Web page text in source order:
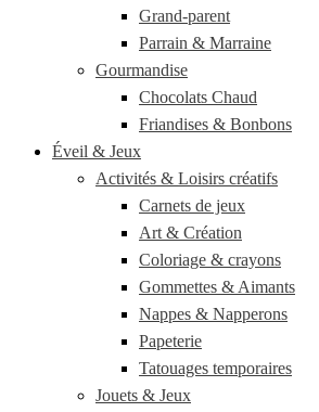
Grand-parent
Parrain & Marraine
Gourmandise
Chocolats Chaud
Friandises & Bonbons
Éveil & Jeux
Activités & Loisirs créatifs
Carnets de jeux
Art & Création
Coloriage & crayons
Gommettes & Aimants
Nappes & Napperons
Papeterie
Tatouages temporaires
Jouets & Jeux